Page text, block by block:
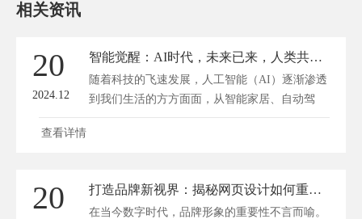
相关资讯
20
2024.12
智能觉醒：AI时代，未来已来，人类共创奇迹
随着科技的飞速发展，人工智能（AI）逐渐渗透
到我们生活的方方面面，从智能家居、自动驾
驶，再到...
查看详情
20 打造品牌新视界：揭秘网页设计如何重塑品牌形象
在当今数字时代，品牌形象的重要性不言而喻。